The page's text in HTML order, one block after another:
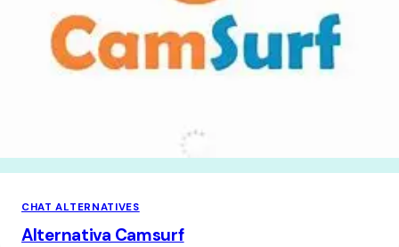
CHAT ALTERNATIVES
Alternativa Camsurf